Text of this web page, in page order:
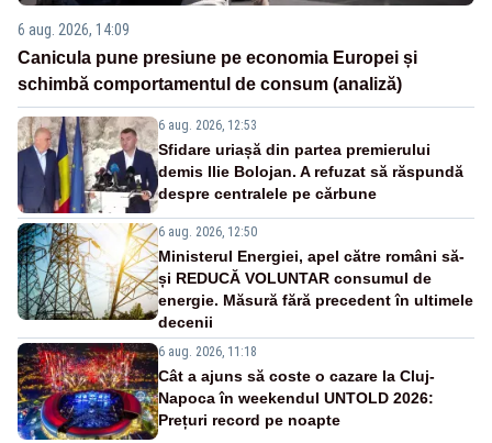
6 aug. 2026, 14:09
Canicula pune presiune pe economia Europei și
schimbă comportamentul de consum (analiză)
6 aug. 2026, 12:53
Sfidare uriașă din partea premierului
demis Ilie Bolojan. A refuzat să răspundă
despre centralele pe cărbune
6 aug. 2026, 12:50
Ministerul Energiei, apel către români să-
și REDUCĂ VOLUNTAR consumul de
energie. Măsură fără precedent în ultimele
decenii
6 aug. 2026, 11:18
Cât a ajuns să coste o cazare la Cluj-
Napoca în weekendul UNTOLD 2026:
Prețuri record pe noapte